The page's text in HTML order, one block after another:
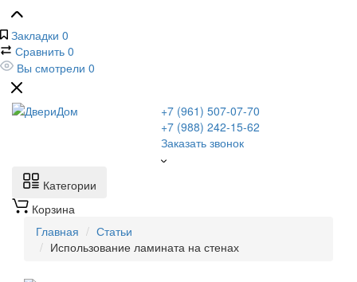
Закладки 0
Сравнить 0
Вы смотрели 0
+7 (961) 507-07-70
+7 (988) 242-15-62
Заказать звонок
Категории
Корзина
Главная
Статьи
Использование ламината на стенах